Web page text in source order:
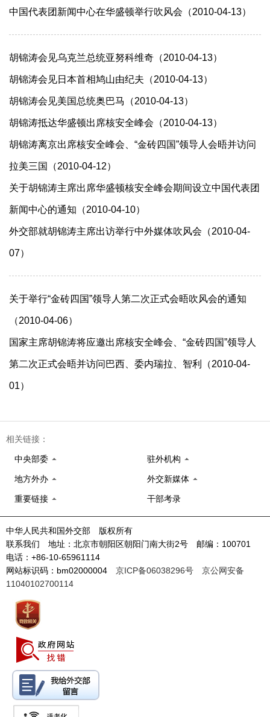
中国代表团新闻中心在华盛顿举行吹风会（2010-04-13）
胡锦涛会见乌克兰总统亚努科维奇（2010-04-13）
胡锦涛会见日本首相鸠山由纪夫（2010-04-13）
胡锦涛会见美国总统奥巴马（2010-04-13）
胡锦涛抵达华盛顿出席核安全峰会（2010-04-13）
胡锦涛离京出席核安全峰会、“金砖四国”领导人会晤并访问
拉美三国（2010-04-12）
关于胡锦涛主席出席华盛顿核安全峰会期间设立中国代表团
新闻中心的通知（2010-04-10）
外交部就胡锦涛主席出访举行中外媒体吹风会（2010-04-
07）
关于举行“金砖四国”领导人第二次正式会晤吹风会的通知
（2010-04-06）
国家主席胡锦涛将应邀出席核安全峰会、“金砖四国”领导人
第二次正式会晤并访问巴西、委内瑞拉、智利（2010-04-
01）
相关链接：
中央部委 驻外机构
地方外办 外交新媒体
重要链接 干部考录
中华人民共和国外交部 版权所有
联系我们 地址：北京市朝阳区朝阳门南大街2号 邮编：100701
电话：+86-10-65961114
网站标识码：bm02000004 京ICP备06038296号
京公网安备
11040102700114